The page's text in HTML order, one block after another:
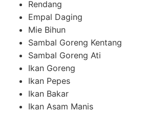
Rendang
Empal Daging
Mie Bihun
Sambal Goreng Kentang
Sambal Goreng Ati
Ikan Goreng
Ikan Pepes
Ikan Bakar
Ikan Asam Manis